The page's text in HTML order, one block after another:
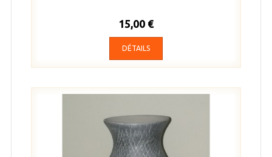
15,00 €
DÉTAILS